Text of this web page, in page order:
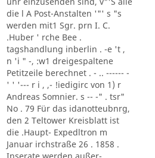
die l A Post-Anstalten '"' s "s
werden mit1 Sgr. prn I. C.
.Huber ' rche Bee .
tagshandlung inberlin . -e 't ,
n 'i " -, :w1 dreigespaltene
Petitzeile berechnet . - .. ------ -
' ' '--- r i , ,- !iedigirc von 1) r
Andreas Somnier. s -- -" . tsr"
No . 79 Für das idanotteubnrg,
den 2 Teltower Kreisblatt ist
die .Haupt- Expedltron m
Januar irchstraße 26 . 1858 .